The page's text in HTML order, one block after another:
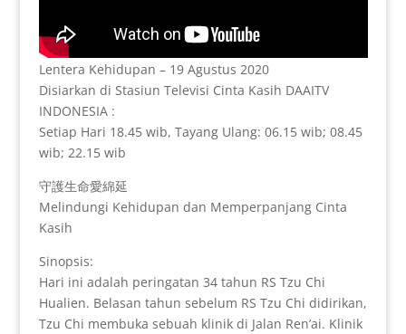
Lentera Kehidupan – 19 Agustus 2020
Disiarkan di Stasiun Televisi Cinta Kasih DAAITV
INDONESIA :
Setiap Hari 18.45 wib, Tayang Ulang: 06.15 wib; 08.45
wib; 22.15 wib
守護生命愛綿延
Melindungi Kehidupan dan Memperpanjang Cinta
Kasih
Sinopsis:
Hari ini adalah peringatan 34 tahun RS Tzu Chi
Hualien. Belasan tahun sebelum RS Tzu Chi didirikan,
Tzu Chi membuka sebuah klinik di Jalan Ren’ai. Klinik